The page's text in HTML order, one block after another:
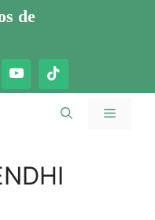
de
Menú